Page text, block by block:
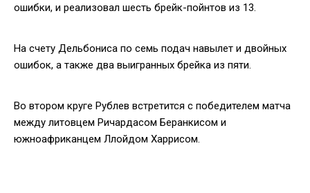
ошибки, и реализовал шесть брейк-пойнтов из 13.
На счету Дельбониса по семь подач навылет и двойных
ошибок, а также два выигранных брейка из пяти.
Во втором круге Рублев встретится с победителем матча
между литовцем Ричардасом Беранкисом и
южноафриканцем Ллойдом Харрисом.